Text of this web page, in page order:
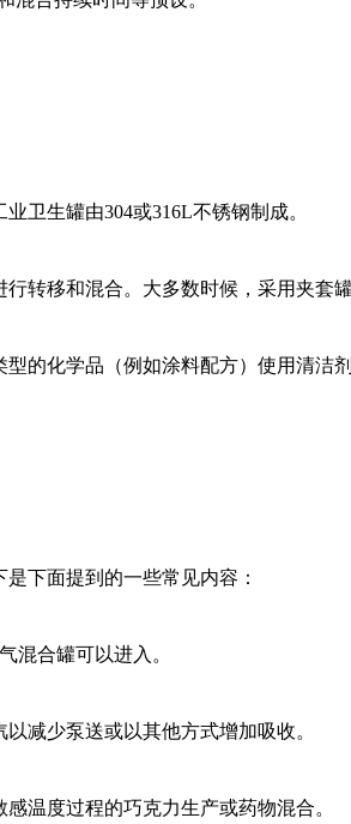
卫生罐由304或316L不锈钢制成。
转移和混合。大多数时候，采用夹套
的化学品（例如涂料配方）使用清洁剂
下面提到的一些常见内容：
混合罐可以进入。
减少泵送或以其他方式增加吸收。
温度过程的巧克力生产或药物混合。